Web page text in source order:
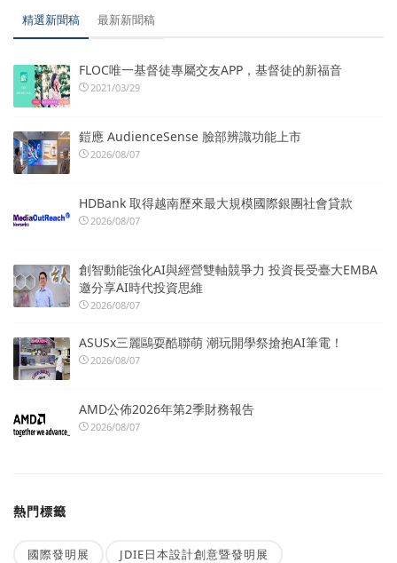
精選新聞稿 最新新聞稿
FLOC唯一基督徒專屬交友APP，基督徒的新福音
2021/03/29
鎧應 AudienceSense 臉部辨識功能上市
2026/08/07
HDBank 取得越南歷來最大規模國際銀團社會貸款
2026/08/07
創智動能強化AI與經營雙軸競爭力 投資長受臺大EMBA
邀分享AI時代投資思維
2026/08/07
ASUSx三麗鷗耍酷聯萌 潮玩開學祭搶抱AI筆電！
2026/08/07
AMD公佈2026年第2季財務報告
2026/08/07
熱門標籤
國際發明展 JDIE日本設計創意暨發明展